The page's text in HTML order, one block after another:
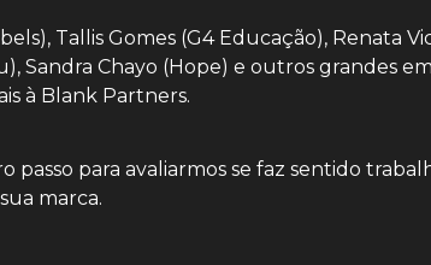
Tallis Gomes (G4 Educação), Renata
Sandra Chayo (Hope) e outros grandes
à Blank Partners.
passo para avaliarmos se faz sentido
marca.